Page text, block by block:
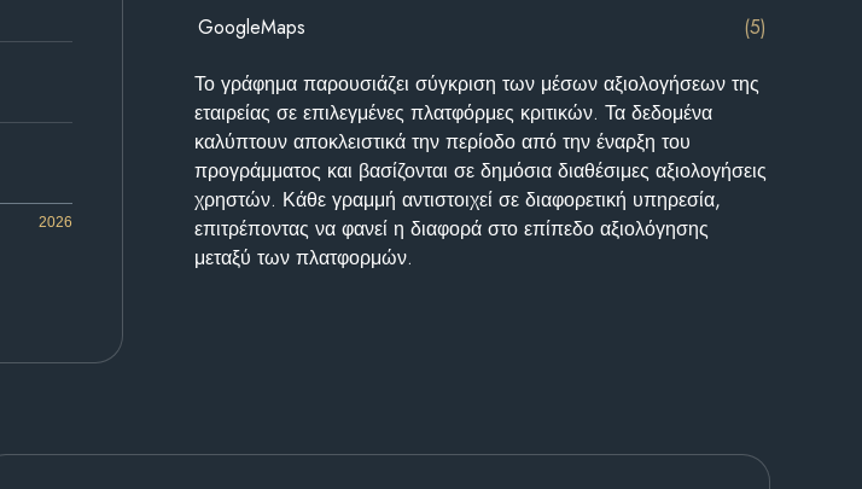
2026
GoogleMaps (5)
Το γράφημα παρουσιάζει σύγκριση των μέσων αξιολογήσεων της
εταιρείας σε επιλεγμένες πλατφόρμες κριτικών. Τα δεδομένα
καλύπτουν αποκλειστικά την περίοδο από την έναρξη του
προγράμματος και βασίζονται σε δημόσια διαθέσιμες αξιολογήσεις
χρηστών. Κάθε γραμμή αντιστοιχεί σε διαφορετική υπηρεσία,
επιτρέποντας να φανεί η διαφορά στο επίπεδο αξιολόγησης
μεταξύ των πλατφορμών.